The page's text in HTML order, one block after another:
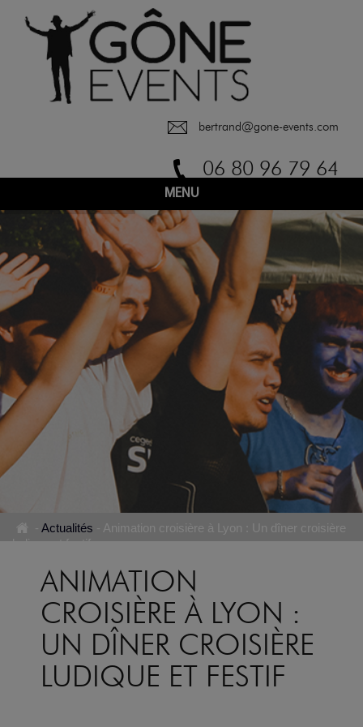
bertrand@gone-events.com
06 80 96 79 64
MENU
- Actualités - Animation croisière à Lyon : Un dîner croisière
ludique et festif
ANIMATION
CROISIÈRE À LYON :
UN DÎNER CROISIÈRE
LUDIQUE ET FESTIF